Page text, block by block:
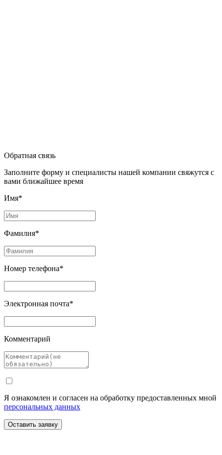
Обратная связь
Заполните форму и специалисты нашей компании свяжутся с
вами ближайшее время
Имя*
Фамилия*
Номер телефона*
Электронная почта*
Комментарий
Я ознакомлен и согласен на обработку предоставленных мной
персональных данных
Оставить заявку